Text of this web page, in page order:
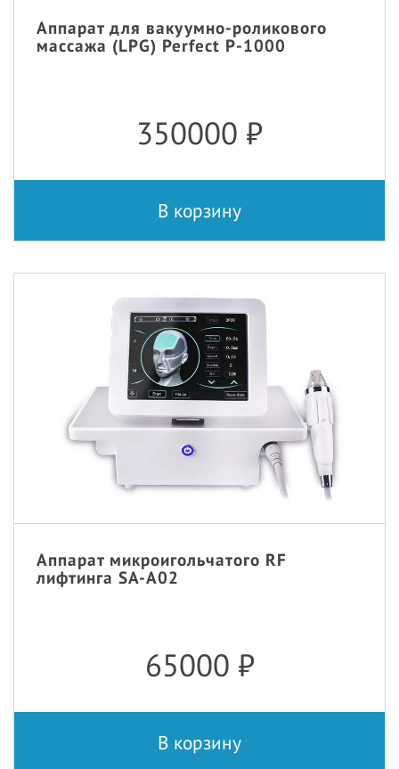
Аппарат для вакуумно-роликового
массажа (LPG) Perfect P-1000
350000 ₽
В корзину
Аппарат микроигольчатого RF
лифтинга SA-A02
65000 ₽
В корзину